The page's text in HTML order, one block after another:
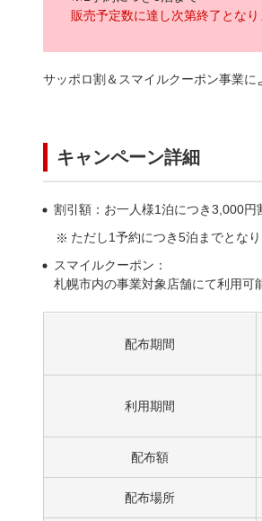
販売予定数に達し次第終了となり
サッポロ割＆スマイルクーポン事業に
キャンペーン詳細
割引額：お一人様1泊につき3,000円
ただし1予約につき5泊までとなり
スマイルクーポン：
札幌市内の事業対象店舗にて利用可
配布期間
利用期間
配布額
配布場所